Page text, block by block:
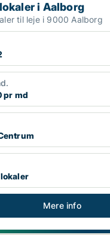
i Aalborg
til leje i 9000 Aalborg
pr md
Mere info